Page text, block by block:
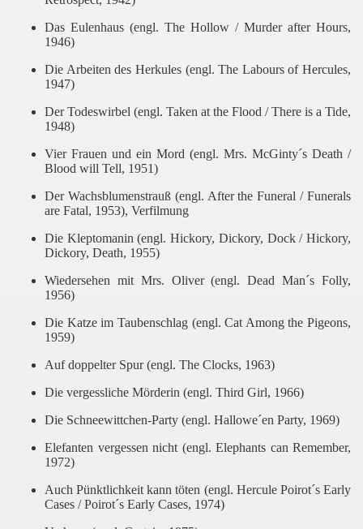
Das Eulenhaus (engl. The Hollow / Murder after Hours,
1946)
Die Arbeiten des Herkules (engl. The Labours of Hercules,
1947)
Der Todeswirbel (engl. Taken at the Flood / There is a Tide,
1948)
Vier Frauen und ein Mord (engl. Mrs. McGinty´s Death /
Blood will Tell, 1951)
Der Wachsblumenstrauß (engl. After the Funeral / Funerals
are Fatal, 1953), Verfilmung
Die Kleptomanin (engl. Hickory, Dickory, Dock / Hickory,
Dickory, Death, 1955)
Wiedersehen mit Mrs. Oliver (engl. Dead Man´s Folly,
1956)
Die Katze im Taubenschlag (engl. Cat Among the Pigeons,
1959)
Auf doppelter Spur (engl. The Clocks, 1963)
Die vergessliche Mörderin (engl. Third Girl, 1966)
Die Schneewittchen-Party (engl. Hallowe´en Party, 1969)
Elefanten vergessen nicht (engl. Elephants can Remember,
1972)
Auch Pünktlichkeit kann töten (engl. Hercule Poirot´s Early
Cases / Poirot´s Early Cases, 1974)